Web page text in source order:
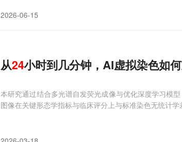
2026-06-15
从24小时到几分钟，AI虚拟染色如
本研究通过结合多光谱自发荧光成像与优化深度学习模
图像在关键形态学指标与临床评分上与标准染色无统计